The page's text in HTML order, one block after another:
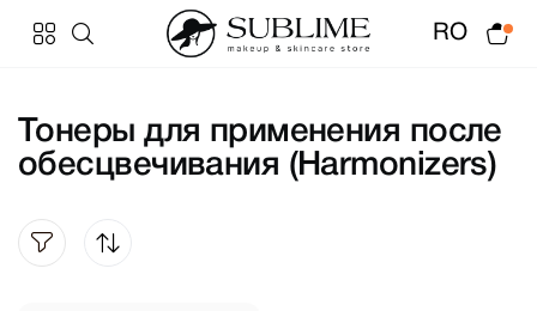
RO
Тонеры для применения после
обесцвечивания (Harmonizers)